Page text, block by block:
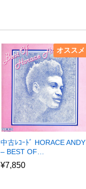
オススメ
中古ﾚｺｰﾄﾞ HORACE ANDY
– BEST OF…
¥7,850